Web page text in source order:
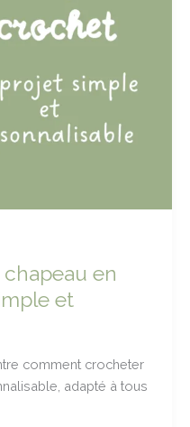
en
et
comment crocheter
adapté à tous